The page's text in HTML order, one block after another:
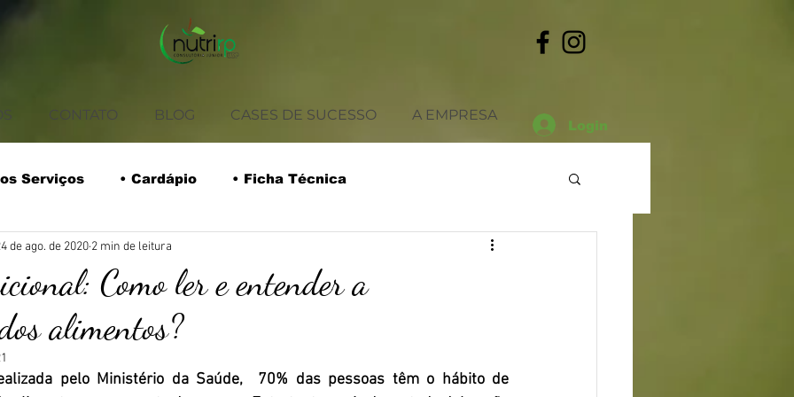
CONTATO BLOG CASES DE SUCESSO A EMPRESA
Login
Serviços • Cardápio • Ficha Técnica
• Coffee Break
Safra do Mês Receitas
Como ler e entender a
alimentos?
de ago. de 2020 2 min de leitura
pelo Ministério da Saúde,  70% das pessoas têm o hábito de